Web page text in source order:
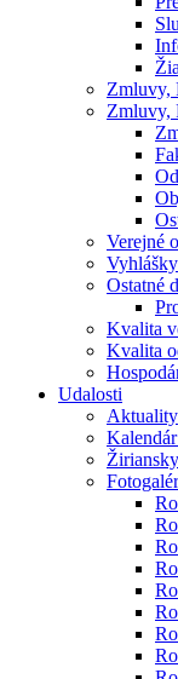
Zmluvy,
Zmluvy,
Verejné
Ostatné
Kvalita
Kvalita
Udalosti
Aktuality